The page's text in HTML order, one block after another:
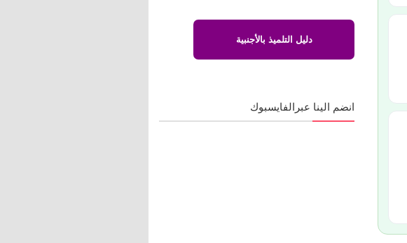
دليل التلميذ بالأجنبية
انضم الينا عبرالفايسبوك